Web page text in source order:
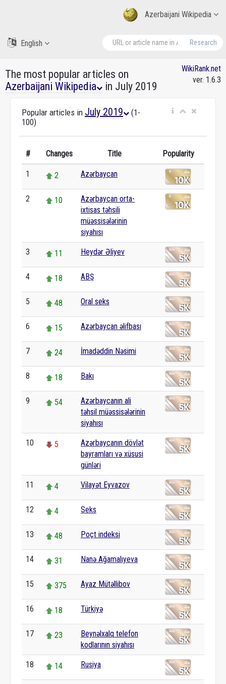
Azerbaijani Wikipedia
Research
English
The most popular articles on
Azerbaijani Wikipedia
in July 2019
WikiRank.net
ver. 1.6.3
Popular articles in July 2019
(1-
100)
# Changes Title Popularity
1 2 Azərbaycan
2 10
Azərbaycan orta-
ixtisas təhsili
müəssisələrinin
siyahısı
3 11 Heydər Əliyev
4 18 ABŞ
5 48 Oral seks
6 15 Azərbaycan əlifbası
7 24 İmadəddin Nəsimi
8 18 Bakı
9 54
Azərbaycanın ali
təhsil müəssisələrinin
siyahısı
10 5
Azərbaycanın dövlət
bayramları və xüsusi
günləri
11 4 Vilayət Eyvazov
12 4 Seks
13 48 Poçt indeksi
14 31 Nanə Ağamalıyeva
15 375 Ayaz Mütəllibov
16 18 Türkiyə
17 23
Beynəlxalq telefon
kodlarının siyahısı
18 14 Rusiya